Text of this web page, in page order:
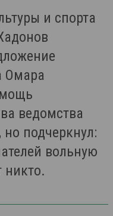
и спорта
Омара
ведомства
подчеркнул:
вольную
никто.